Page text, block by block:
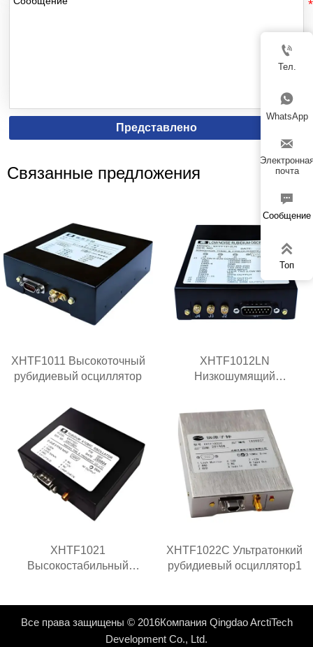
Представлено
Связанные предложения
XHTF1011 Высокоточный
рубидиевый осциллятор
XHTF1012LN
Низкошумящий
XHTF1021
Высокостабильный
XHTF1022C Ультратонкий
рубидиевый осциллятор1
Все права защищены © 2016Компания Qingdao ArctiTech
Development Co., Ltd.

Тел.

WhatsApp

почта

Сообщение

Топ